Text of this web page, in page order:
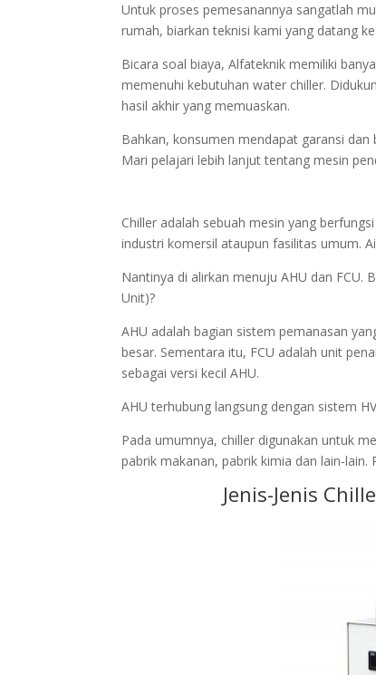
Untuk proses pemesanannya sangatlah
rumah, biarkan teknisi kami yang datang
Bicara soal biaya, Alfateknik memiliki
memenuhi kebutuhan water chiller.
hasil akhir yang memuaskan.
Bahkan, konsumen mendapat garansi
Mari pelajari lebih lanjut tentang mesin
Chiller adalah sebuah mesin yang
industri komersil ataupun fasilitas umum.
Nantinya di alirkan menuju AHU dan FCU.
Unit)?
AHU adalah bagian sistem pemanasan
besar. Sementara itu, FCU adalah unit
sebagai versi kecil AHU.
AHU terhubung langsung dengan sistem
Pada umumnya, chiller digunakan untuk
pabrik makanan, pabrik kimia dan lain-
Jenis-Jenis